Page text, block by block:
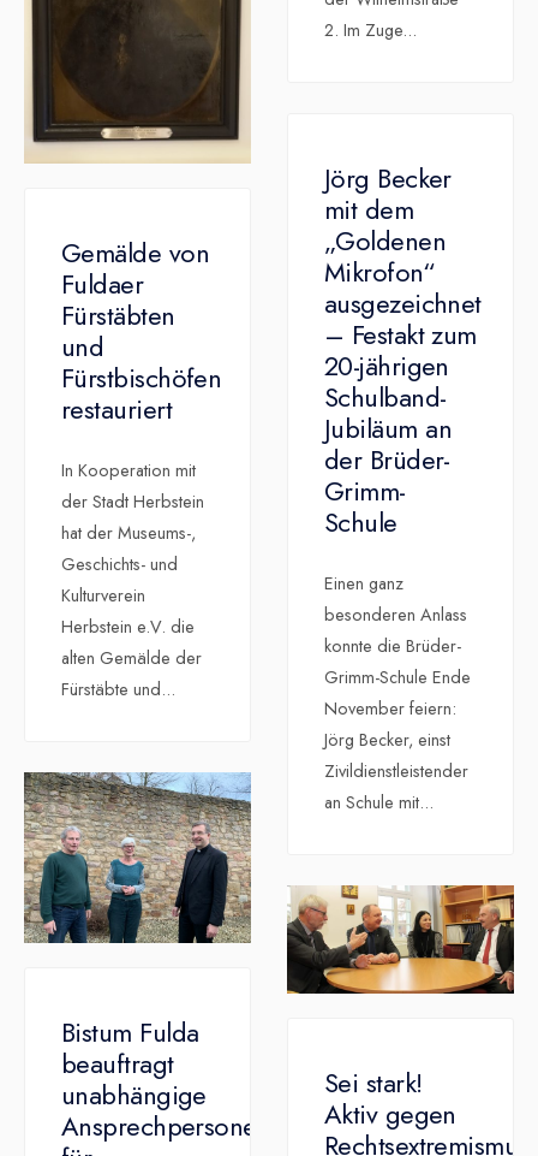
2. Im Zuge...
Gemälde von
Fuldaer
Fürstäbten
und
Fürstbischöfen
restauriert
In Kooperation mit
der Stadt Herbstein
hat der Museums-,
Geschichts- und
Kulturverein
Herbstein e.V. die
alten Gemälde der
Fürstäbte und...
Jörg Becker
mit dem
„Goldenen
Mikrofon“
ausgezeichnet
– Festakt zum
20-jährigen
Schulband-
Jubiläum an
der Brüder-
Grimm-
Schule
Einen ganz
besonderen Anlass
konnte die Brüder-
Grimm-Schule Ende
November feiern:
Jörg Becker, einst
Zivildienstleistender
an Schule mit...
Bistum Fulda
beauftragt
unabhängige
Ansprechpersonen
Sei stark!
Aktiv gegen
Rechtsextremismus